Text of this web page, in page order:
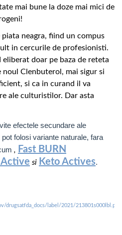
mai bune la doze mai mici de
piata neagra, fiind un compus
in cercurile de profesionisti.
doar pe baza de reteta
noul Clenbuterol, mai sigur si
si ca in curand il va
ale culturistilor. Dar asta
efectele secundare ale
folosi variante naturale, fara
, Fast BURN
Active si Keto Actives.
drugsatfda_docs/label/2021/213801s000lbl.pdf